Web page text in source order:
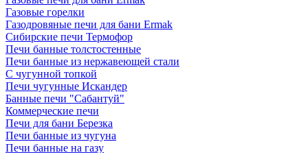
Газовые горелки
Газодровяные печи для бани Ermak
Сибирские печи Термофор
Печи банные толстостенные
Печи банные из нержавеющей стали
С чугунной топкой
Печи чугунные Искандер
Банные печи "Сабантуй"
Коммерческие печи
Печи для бани Березка
Печи банные из чугуна
Печи банные на газу